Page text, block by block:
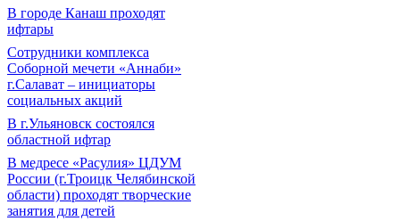
В городе Канаш проходят
ифтары
Сотрудники комплекса
Соборной мечети «Аннаби»
г.Салават – инициаторы
социальных акций
В г.Ульяновск состоялся
областной ифтар
В медресе «Расулия» ЦДУМ
России (г.Троицк Челябинской
области) проходят творческие
занятия для детей